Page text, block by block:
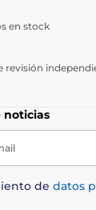
en stock
revisión
noticias
de datos